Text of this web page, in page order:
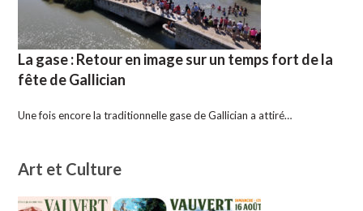
La gase : Retour en image sur un temps fort de la
fête de Gallician
Une fois encore la traditionnelle gase de Gallician a attiré…
Art et Culture